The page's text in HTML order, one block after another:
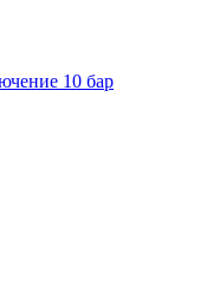
10 бар